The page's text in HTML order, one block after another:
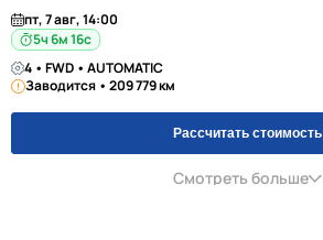
пт, 7 авг, 14:00
5ч 6м 16с
4 • FWD • AUTOMATIC
Заводится • 209 779 км
Рассчитать стоимость
Смотреть больше